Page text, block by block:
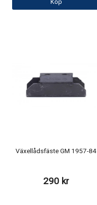
Växellådsfäste GM 1957-84
290 kr